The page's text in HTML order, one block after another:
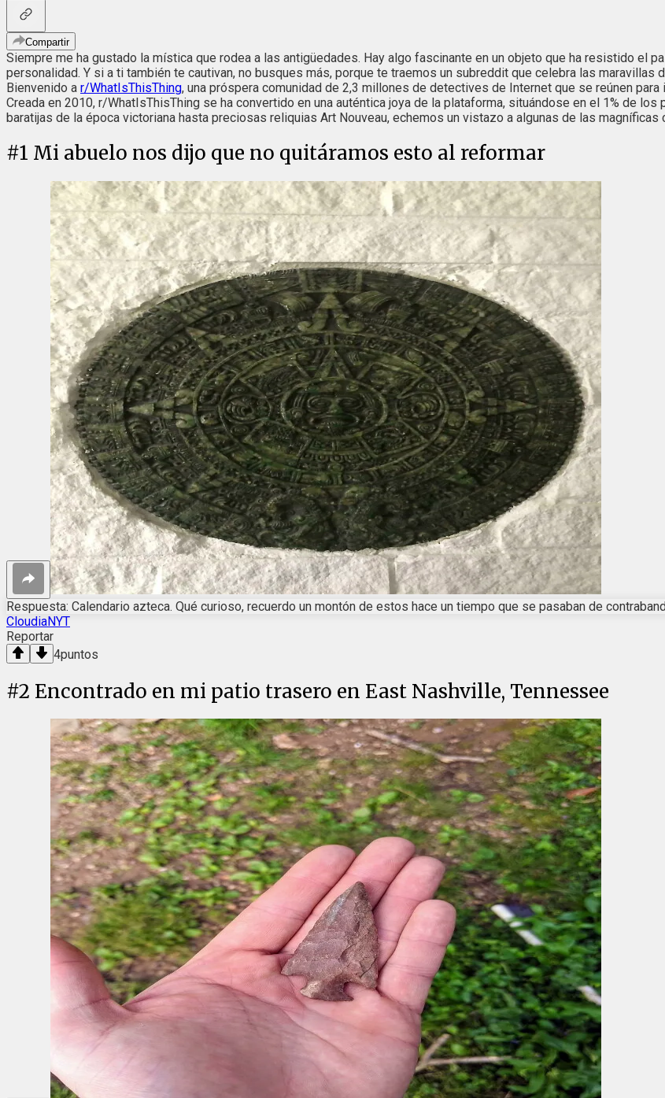
Compartir
Siempre me ha gustado la mística que rodea a las antigüedades. Hay algo fascinante en un objeto que ha resistido el
personalidad. Y si a ti también te cautivan, no busques más, porque te traemos un subreddit que celebra las maravillas
Bienvenido a r/WhatIsThisThing, una próspera comunidad de 2,3 millones de detectives de Internet que se reúnen
Creada en 2010, r/WhatIsThisThing se ha convertido en una auténtica joya de la plataforma, situándose en el 1% de
baratijas de la época victoriana hasta preciosas reliquias Art Nouveau, echemos un vistazo a algunas de las magníficas
#1 Mi abuelo nos dijo que no quitáramos esto al reformar
Respuesta: Calendario azteca. Qué curioso, recuerdo un montón de estos hace un tiempo que se pasaban de
CloudiaNYT
Reportar
4puntos
#2 Encontrado en mi patio trasero en East Nashville, Tennessee